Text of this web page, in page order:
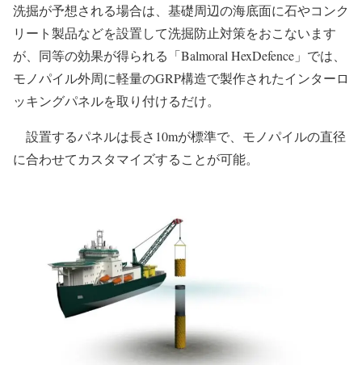
洗掘が予想される場合は、基礎周辺の海底面に石やコンク
リート製品などを設置して洗掘防止対策をおこないます
が、同等の効果が得られる「Balmoral HexDefence」では、
モノパイル外周に軽量のGRP構造で製作されたインターロ
ッキングパネルを取り付けるだけ。
設置するパネルは長さ10mが標準で、モノパイルの直径
に合わせてカスタマイズすることが可能。